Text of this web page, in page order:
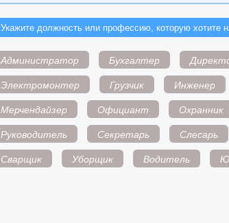
Укажите должность или профессию, которую хотите
Администратор Бухгалтер
Электромонтер
Грузчик Инженер
Мерчендайзер
Официант Охранник
Руководитель
Секретарь Слесарь
Сварщик
Уборщик Водитель